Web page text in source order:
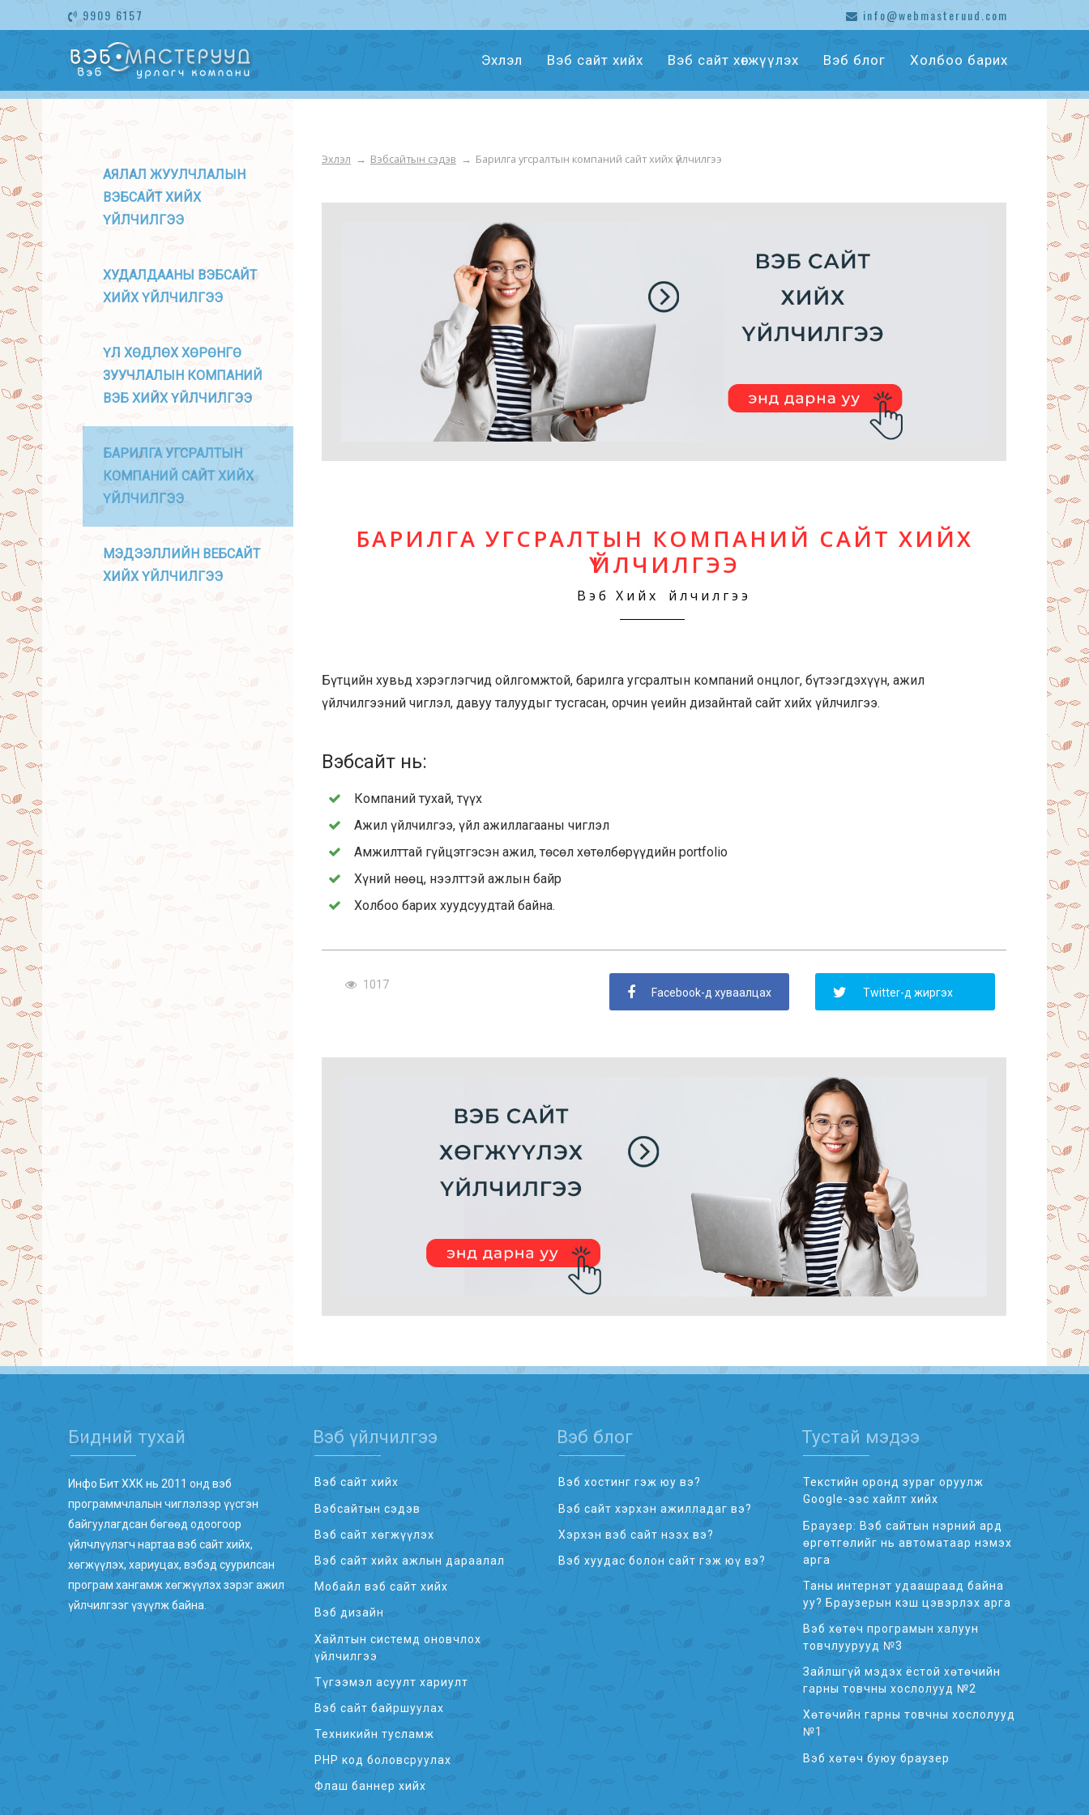
9909 6157 info@webmasteruud.com
Эхлэл Вэб сайт хийх Вэб сайт хөгжүүлэх Вэб блог Холбоо барих
Эхлэл → Вэбсайтын сэдэв → Барилга угсралтын компаний сайт хийх үйлчилгээ
БАРИЛГА УГСРАЛТЫН КОМПАНИЙ САЙТ ХИЙХ
ҮЙЛЧИЛГЭЭ
Вэб Хийх Үйлчилгээ
Бүтцийн хувьд хэрэглэгчид ойлгомжтой, барилга угсралтын компаний онцлог, бүтээгдэхүүн, ажил
үйлчилгээний чиглэл, давуу талуудыг тусгасан, орчин үеийн дизайнтай сайт хийх үйлчилгээ.
Вэбсайт нь:
Компаний тухай, түүх
Ажил үйлчилгээ, үйл ажиллагааны чиглэл
Амжилттай гүйцэтгэсэн ажил, төсөл хөтөлбөрүүдийн portfolio
Хүний нөөц, нээлттэй ажлын байр
Холбоо барих хуудсуудтай байна.
1017
Facebook-д хуваалцах Twitter-д жиргэх
АЯЛАЛ ЖУУЛЧЛАЛЫН
ВЭБСАЙТ ХИЙХ
ҮЙЛЧИЛГЭЭ
ХУДАЛДААНЫ ВЭБСАЙТ
ХИЙХ ҮЙЛЧИЛГЭЭ
ҮЛ ХӨДЛӨХ ХӨРӨНГӨ
ЗУУЧЛАЛЫН КОМПАНИЙ
ВЭБ ХИЙХ ҮЙЛЧИЛГЭЭ
БАРИЛГА УГСРАЛТЫН
КОМПАНИЙ САЙТ ХИЙХ
ҮЙЛЧИЛГЭЭ
МЭДЭЭЛЛИЙН ВЕБСАЙТ
ХИЙХ ҮЙЛЧИЛГЭЭ
Бидний тухай
Инфо Бит ХХК нь 2011 онд вэб
программчлалын чиглэлээр үүсгэн
байгуулагдсан бөгөөд одоогоор
үйлчлүүлэгч нартаа вэб сайт хийх,
хөгжүүлэх, хариуцах, вэбэд суурилсан
програм хангамж хөгжүүлэх зэрэг ажил
үйлчилгээг үзүүлж байна.
Вэб үйлчилгээ
Вэб сайт хийх
Вэбсайтын сэдэв
Вэб сайт хөгжүүлэх
Вэб сайт хийх ажлын дараалал
Мобайл вэб сайт хийх
Вэб дизайн
Хайлтын системд оновчлох
үйлчилгээ
Түгээмэл асуулт хариулт
Вэб сайт байршуулах
Техникийн тусламж
PHP код боловсруулах
Флаш баннер хийх
Вэб блог
Вэб хостинг гэж юу вэ?
Вэб сайт хэрхэн ажилладаг вэ?
Хэрхэн вэб сайт нээх вэ?
Вэб хуудас болон сайт гэж юү вэ?
Тустай мэдээ
Текстийн оронд зураг оруулж
Google-ээс хайлт хийх
Браузер: Вэб сайтын нэрний ард
өргөтгөлийг нь автоматаар нэмэх
арга
Таны интернэт удаашраад байна
уу? Браузерын кэш цэвэрлэх арга
Вэб хөтөч програмын халуун
товчлуурууд №3
Зайлшгүй мэдэх ёстой хөтөчийн
гарны товчны хослолууд №2
Хөтөчийн гарны товчны хослолууд
№1
Вэб хөтөч буюу браузер